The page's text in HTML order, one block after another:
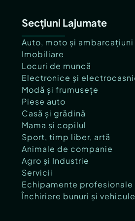
Secțiuni Lajumate
Auto, moto și ambarcațiuni
Imobiliare
Locuri de muncă
Electronice și
Modă și frumusețe
Piese auto
Casă și grădină
Mama și copilul
Sport, timp liber, artă
Animale de companie
Agro și Industrie
Servicii
Echipamente profesionale
Închiriere bunuri și vehicule